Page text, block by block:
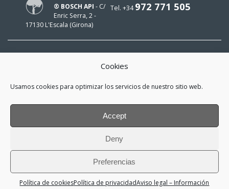
Cookies
Usamos cookies para optimizar los servicios de nuestro sitio web.
Accept
Deny
Preferencias
Política de cookiesPolítica de privacidadAviso legal – Información
Tel. +34972 771 505
® BOSCH API - C/
Enric Serra, 2 -
17130 L'Escala (Girona)
¡Mi e-mail es
y me interesa estar al día!
*He leído y acepto lapolítica de
iglesiesassociats